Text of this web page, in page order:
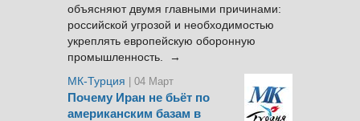
объясняют двумя главными причинами:
российской угрозой и необходимостью
укреплять европейскую оборонную
промышленность. →
МК-Турция
| 04 Март
Почему Иран не бьёт по
американским базам в